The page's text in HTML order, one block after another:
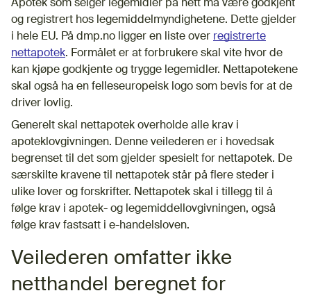
Apotek som selger legemidler på nett må være godkjent
og registrert hos legemiddelmyndighetene. Dette gjelder
i hele EU. På dmp.no ligger en liste over registrerte
nettapotek. Formålet er at forbrukere skal vite hvor de
kan kjøpe godkjente og trygge legemidler. Nettapotekene
skal også ha en felleseuropeisk logo som bevis for at de
driver lovlig.
Generelt skal nettapotek overholde alle krav i
apoteklovgivningen. Denne veilederen er i hovedsak
begrenset til det som gjelder spesielt for nettapotek. De
særskilte kravene til nettapotek står på flere steder i
ulike lover og forskrifter. Nettapotek skal i tillegg til å
følge krav i apotek- og legemiddellovgivningen, også
følge krav fastsatt i e-handelsloven.
Veilederen omfatter ikke
netthandel beregnet for